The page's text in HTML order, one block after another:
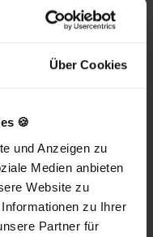
Über Cookies
🍪
und Anzeigen zu
Medien anbieten
Website zu
zu Ihrer
Partner für
09 650
abt.de